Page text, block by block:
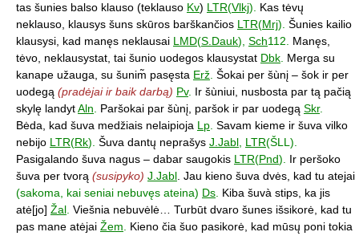
tas šunies balso klauso (teklauso Kv) LTR(Vlkj). Kas tėvų
neklauso, klausys šuns skūros barškančios LTR(Mrj). Šunies kailio
klausysi, kad manęs neklausai LMD(S.Dauk), Sch112. Manęs,
tėvo, neklausystat, tai šunio uodegos klausystat Dbk. Merga su
kanape užauga, su šunim̃ pasęsta Erž. Šokai per šùnį – šok ir per
uodegą (pradėjai ir baik darbą) Pv. Ir šùniui, nusbosta par tą pačią
skylę landytAln. Paršokai par šùnį, paršok ir par uodegą Skr.
Bėda, kad šuva medžiais nelaipioja Lp. Savam kieme ir šuva vilko
nebijo LTR(Rk). Šuva dantų neprašys J.Jabl, LTR(ŠLL).
Pasigalando šuva nagus – dabar saugokis LTR(Pnd). Ir peršoko
šuva per tvorą (susipyko) J.Jabl. Jau kieno šuva dvės, kad tu atejai
(sakoma, kai seniai nebuvęs ateina) Ds. Kiba šuvà stips, ka jis
atė[jo] Žal. Viešnia nebuvėlė… Turbūt dvaro šunes išsikorė, kad tu
pas mane atėjai Žem. Kieno čia šuo pasikorė, kad mūsų poni tokia